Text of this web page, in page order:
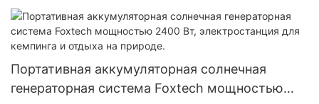
MPPT 150 А
Портативная аккумуляторная солнечная
генераторная система Foxtech мощностью